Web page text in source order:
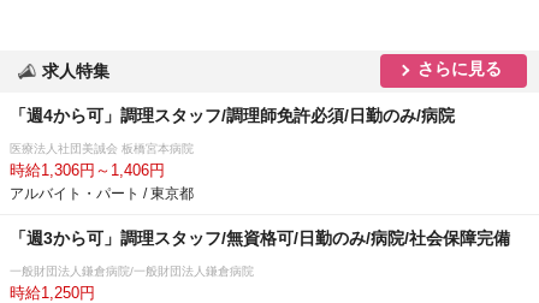
求人特集 さらに見る
「週4から可」調理スタッフ/調理師免許必須/日勤のみ/病院
医療法人社団美誠会 板橋宮本病院
時給1,306円～1,406円
アルバイト・パート / 東京都
「週3から可」調理スタッフ/無資格可/日勤のみ/病院/社会保障完備
一般財団法人鎌倉病院/一般財団法人鎌倉病院
時給1,250円